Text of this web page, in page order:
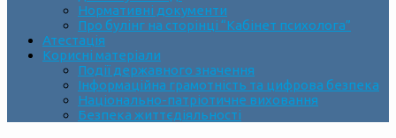
Нормативні документи
Про булінг на сторінці “Кабінет психолога”
Атестація
Корисні матеріали
Події державного значення
Інформаційна грамотність та цифрова безпека
Національно-патріотичне виховання
Безпека життєдіяльності